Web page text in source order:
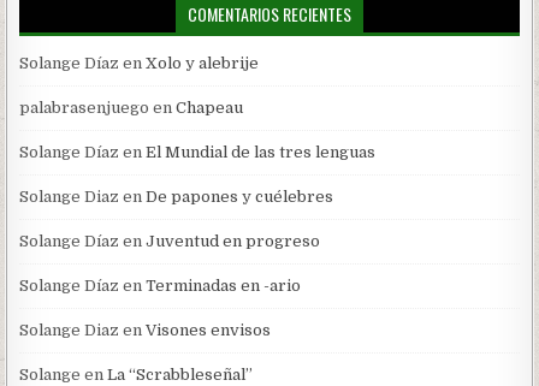
COMENTARIOS RECIENTES
Solange Díaz enXolo y alebrije
palabrasenjuego enChapeau
Solange Díaz enEl Mundial de las tres lenguas
Solange Diaz enDe papones y cuélebres
Solange Díaz enJuventud en progreso
Solange Díaz enTerminadas en -ario
Solange Diaz enVisones envisos
Solange enLa “Scrabbleseñal”